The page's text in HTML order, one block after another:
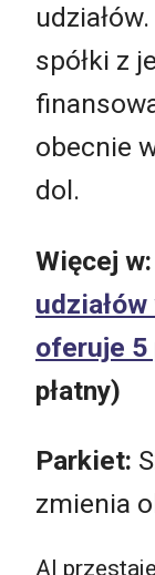
spółki z
obecnie
dol.
Więcej w:
oferuje 5
płatny)
Parkiet:
zmienia
AI